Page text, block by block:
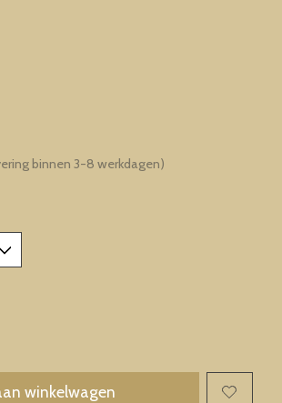
binnen 3-8 werkdagen)
winkelwagen